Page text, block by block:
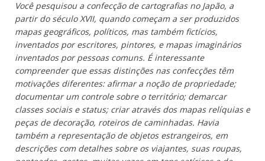
Você pesquisou a confecção de cartografias no Japão, a
partir do século XVII, quando começam a ser produzidos
mapas geográficos, políticos, mas também fictícios,
inventados por escritores, pintores, e mapas imaginários
inventados por pessoas comuns. É interessante
compreender que essas distinções nas confecções têm
motivações diferentes: afirmar a noção de propriedade;
documentar um controle sobre o território; demarcar
classes sociais e status; criar através dos mapas relíquias e
peças de decoração, roteiros de caminhadas. Havia
também a representação de objetos estrangeiros, em
descrições com detalhes sobre os viajantes, suas roupas,